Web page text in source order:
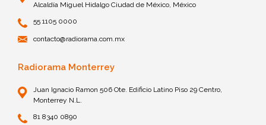
Alcaldía Miguel Hidalgo Ciudad de México, México
55 1105 0000
contacto@radiorama.com.mx
Radiorama Monterrey
Juan Ignacio Ramon 506 Ote. Edificio Latino Piso 29 Centro,
Monterrey N.L.
81 8340 0890